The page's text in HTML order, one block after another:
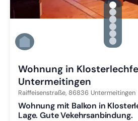
Zu
Zu
Zu
Zu
Zu
Zu
Wohnung in
Untermeitingen
Raiffeisenstraße, 86836 Untermeitingen
Wohnung mit Balkon in
Lage. Gute Vekehrsanbindung.